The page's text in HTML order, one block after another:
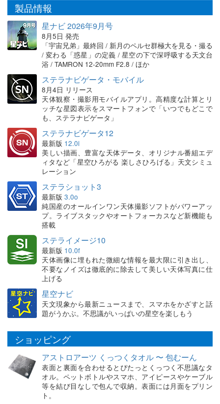
製品情報
星ナビ 2026年9月号
8月5日 発売
「宇宙兄弟」最終回 / 新月のペルセ群極大を見る・撮る
/ 変わる「惑星」の定義 / 星空の下で深呼吸する天文台
浴 / TAMRON 12-20mm F2.8 / ほか
ステラナビゲータ・モバイル
8月4日 リリース
天体観察・撮影用モバイルアプリ。高精度な計算とリ
ッチな星図表示をスマートフォンで「いつでもどこで
も、ステラナビゲータ」
ステラナビゲータ12
最新版 12.0i
美しい描画、豊富な天体データ、オリジナル番組エデ
ィタなど「星空ひろがる 楽しさひろげる」天文シミュ
レーション
ステラショット3
最新版 3.0o
純国産のオールインワン天体撮影ソフトがパワーアッ
プ。ライブスタックやオートフォーカスなど新機能も
搭載
ステライメージ10
最新版 10.0f
天体画像に埋もれた微細な情報を最大限に引き出し、
不要なノイズは徹底的に除去して美しい天体写真に仕
上げる
星空ナビ
天文現象から最新ニュースまで、スマホをかざすと話
題がうかぶ。不思議がいっぱいの星空を楽しもう
ショッピング
アストロアーツ くっつくタオル 〜 包むーん
表面と裏面を合わせるとぴたっとくっつく不思議なタ
オル。ペットボトルやスマホ、アイピースやケーブル
等を結び目なしで包んで収納。表面には月面をプリン
ト。